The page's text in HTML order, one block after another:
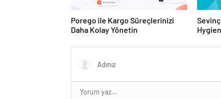
Porego ile Kargo Süreçlerinizi
Daha Kolay Yönetin